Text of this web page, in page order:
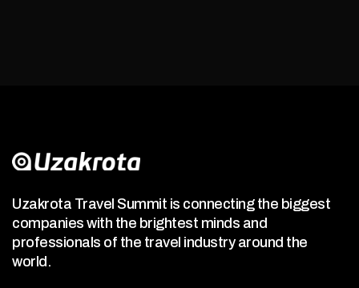
Uzakrota Travel Summit is connecting the biggest
companies with the brightest minds and
professionals of the travel industry around the
world.